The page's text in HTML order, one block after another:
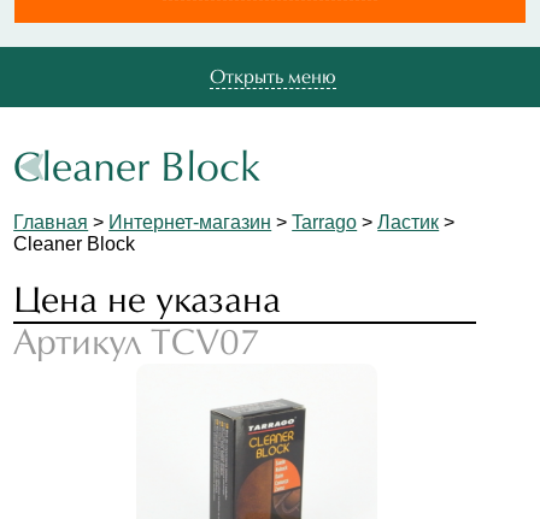
Открыть меню
Cleaner Block
Главная > Интернет-магазин >Tarrago >Ластик >
Cleaner Block
Цена не указана
Артикул TCV07